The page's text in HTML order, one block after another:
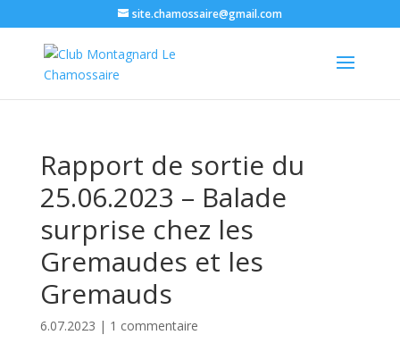
site.chamossaire@gmail.com
Rapport de sortie du
25.06.2023 – Balade
surprise chez les
Gremaudes et les
Gremauds
6.07.2023 | 1 commentaire